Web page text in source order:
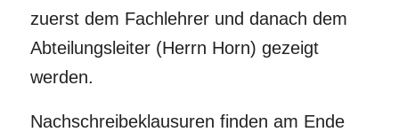
zuerst dem Fachlehrer und danach dem
Abteilungsleiter (Herrn Horn) gezeigt
werden.
Nachschreibeklausuren finden am Ende